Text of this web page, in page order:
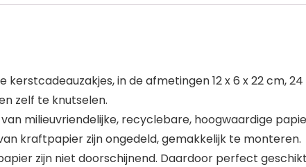
in de afmetingen 12 x 6 x 22 cm,
zelf te knutselen.
milieuvriendelijke, recyclebare, hoogwaardige
kraftpapier zijn ongedeld, gemakkelijk te monteren.
zijn niet doorschijnend. Daardoor perfect